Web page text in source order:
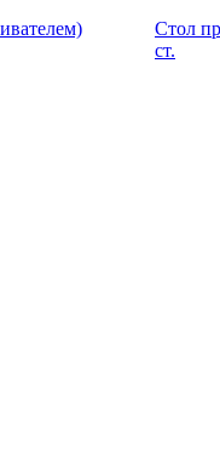
Стол
ст.